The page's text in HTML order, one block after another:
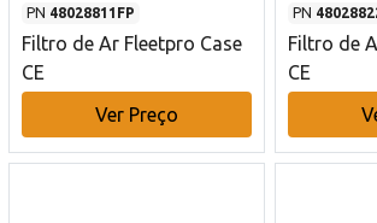
PN 48028811FP
Filtro de Ar Fleetpro Case
CE
Ver Preço
PN
Filtro de
CE